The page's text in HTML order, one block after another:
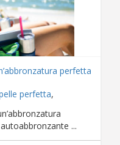
perfetta
perfetta,
...